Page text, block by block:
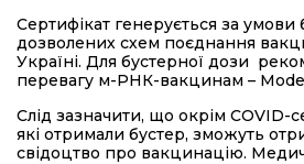
Сертифікат генерується за умови
дозволених схем поєднання
Україні. Для бустерної дози
перевагу м-РНК-вакцинам –
Слід зазначити, що окрім COVID-
які отримали бустер, зможуть
свідоцтво про вакцинацію.